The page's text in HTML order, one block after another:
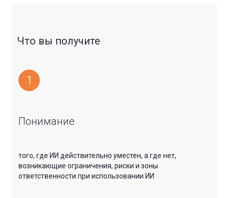
Что вы получите
1
Понимание
того, где ИИ действительно уместен, а где нет,
возникающие ограничения, риски и зоны
ответственности при использовании ИИ